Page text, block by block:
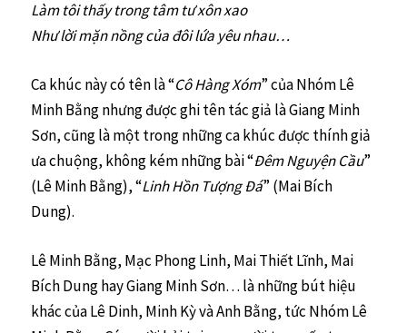
Làm tôi thấy trong tâm tư xôn xao
Như lời mặn nồng của đôi lứa yêu nhau…
Ca khúc này có tên là “Cô Hàng Xóm” của Nhóm Lê
Minh Bằng nhưng được ghi tên tác giả là Giang Minh
Sơn, cũng là một trong những ca khúc được thính giả
ưa chuộng, không kém những bài “Đêm Nguyện Cầu”
(Lê Minh Bằng), “Linh Hồn Tượng Đá” (Mai Bích
Dung).
Lê Minh Bằng, Mạc Phong Linh, Mai Thiết Lĩnh, Mai
Bích Dung hay Giang Minh Sơn… là những bút hiệu
khác của Lê Dinh, Minh Kỳ và Anh Bằng, tức Nhóm Lê